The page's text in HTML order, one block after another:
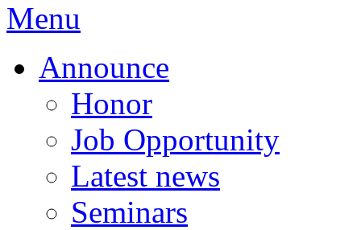
Menu
Announce
Honor
Job Opportunity
Latest news
Seminars